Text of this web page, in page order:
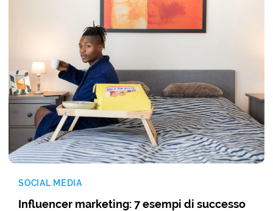
SOCIAL MEDIA
Influencer marketing: 7 esempi di successo